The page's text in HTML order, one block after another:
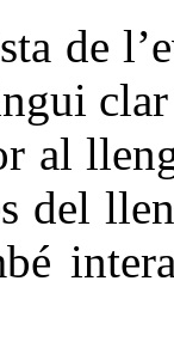
de
al
del